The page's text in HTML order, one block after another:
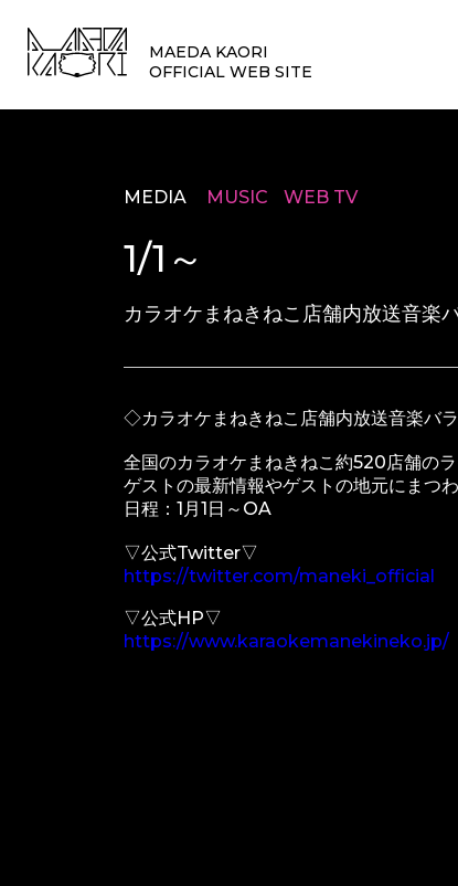
MAEDA KAORI
OFFICIAL WEB SITE
MEDIA MUSIC WEB TV
1/1～
カラオケまねきねこ店舗内放送音
◇カラオケまねきねこ店舗内放送音楽バ
全国のカラオケまねきねこ約520店舗の
ゲストの最新情報やゲストの地元にまつ
日程：1月1日～OA
▽公式Twitter▽
https://twitter.com/maneki_official
▽公式HP▽
https://www.karaokemanekineko.jp/